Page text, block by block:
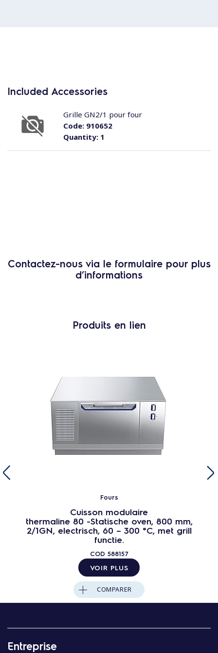
Included Accessories
Quantity:1
Code:910652
Grille GN2/1 pour four
Contactez-nous via le formulaire pour plus
d’informations
Produits en lien
Fours
Cuisson modulaire
thermaline 80 -Statische oven, 800 mm,
2/1GN, electrisch, 60 – 300 °C, met grill
functie.
COD 588157
VOIR PLUS
COMPARER
Entreprise